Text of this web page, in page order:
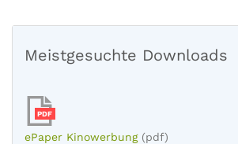
Meistgesuchte Downloads
PDF
ePaper Kinowerbung (pdf)